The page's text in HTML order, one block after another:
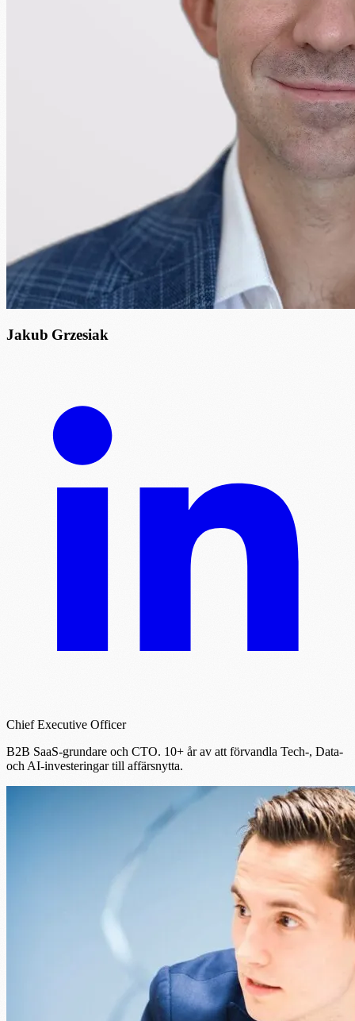
Jakub Grzesiak
Chief Executive Officer
B2B SaaS-grundare och CTO. 10+ år av att förvandla Tech-, Data-
och AI-investeringar till affärsnytta.